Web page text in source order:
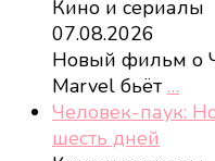
Кино и сериалы
07.08.2026
Новый фильм о
Marvel бьёт …
Человек-паук:
шесть дней